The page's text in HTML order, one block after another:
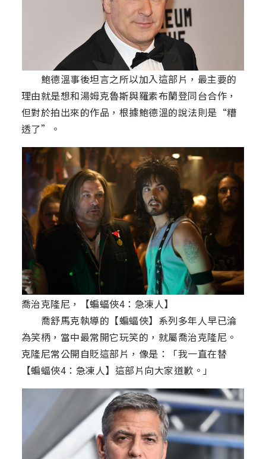
鮑德溫事後坦言之所以加入這部片，最主要的
理由就是想和湯姆克魯斯與羅素布蘭登同台合作，
但對於拍出來的作品，根據鮑德溫的說法則是“糟
透了”。
喬治克隆尼，【蝙蝠俠4：急凍人】
喬舒馬克執導的【蝙蝠俠】系列多年人早已淪
為笑柄，當中最常開它玩笑的，就屬喬治克隆尼。
克隆尼常公開自貶這部片，像是：「我一直在替
【蝙蝠俠4：急凍人】這部片向大家道歉。」